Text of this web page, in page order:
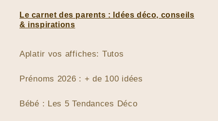
Le carnet des parents : Idées déco, conseils
& inspirations
Aplatir vos affiches: Tutos
Prénoms 2026 : + de 100 idées
Bébé : Les 5 Tendances Déco